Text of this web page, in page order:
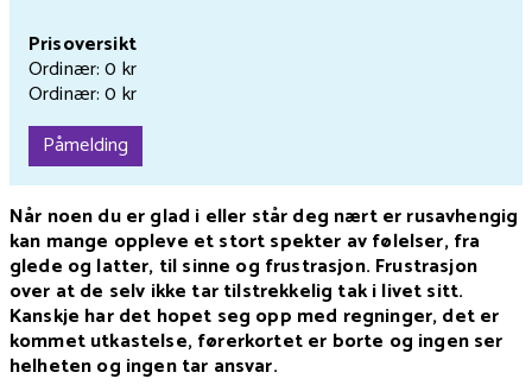
Prisoversikt
Ordinær: 0 kr
Ordinær: 0 kr
Påmelding
Når noen du er glad i eller står deg nært er rusavhengig
kan mange oppleve et stort spekter av følelser, fra
glede og latter, til sinne og frustrasjon. Frustrasjon
over at de selv ikke tar tilstrekkelig tak i livet sitt.
Kanskje har det hopet seg opp med regninger, det er
kommet utkastelse, førerkortet er borte og ingen ser
helheten og ingen tar ansvar.